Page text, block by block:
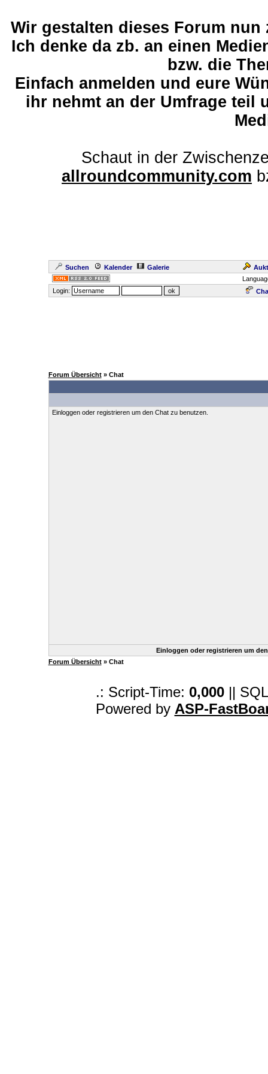
Wir gestalten dieses Forum
Ich denke da zb. an einen
bzw. die
Einfach anmelden und eure
ihr nehmt an der Umfrage teil
Schaut in der
allroundcommunity.com
Suchen Kalender Galerie
Login:
Forum Übersicht» Chat
Einloggen oder registrieren um den Chat zu benutzen.
Einloggen oder registrieren um
Forum Übersicht» Chat
.: Script-Time: 0,000||
Powered by ASP-